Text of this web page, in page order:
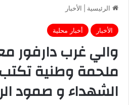
الرئيسية الأخبار
الأخبار أخبار محلية
والي غرب دارفور
ملحمة وطنية
الشهداء و صمود